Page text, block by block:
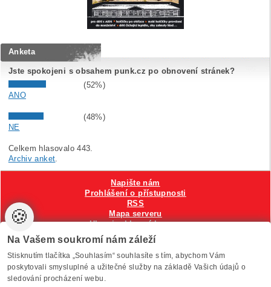
Anketa
Jste spokojeni s obsahem punk.cz po obnovení stránek?
(52%)
ANO
(48%)
NE
Celkem hlasovalo 443.
Archiv anket.
VytvořiloAnawe , provozuje Anawe a Špína
Napište nám
Prohlášení o přístupnosti
RSS
Mapa serveru
Hlavni reklamní banner
Nastavení cookies
🍪
Na Vašem soukromí nám záleží
Stisknutím tlačítka „Souhlasím“ souhlasíte s tím, abychom Vám
poskytovali smysluplné a užitečné služby na základě Vašich údajů o
sledování procházení webu.